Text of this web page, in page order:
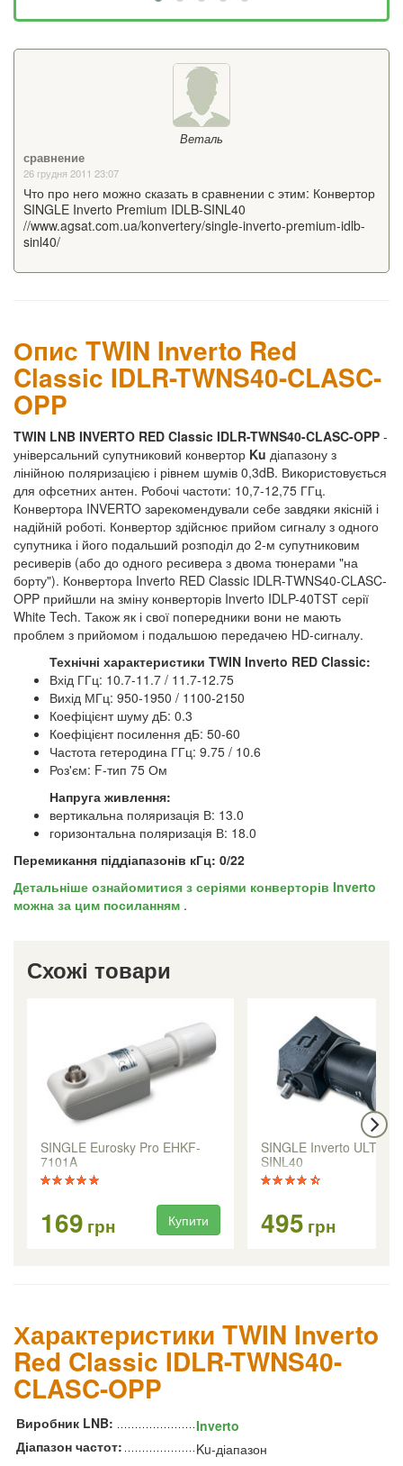
Веталь
сравнение
26 грудня 2011 23:07
Что про него можно сказать в сравнении с этим: Конвертор
SINGLE Inverto Premium IDLB-SINL40
//www.agsat.com.ua/konvertery/single-inverto-premium-idlb-
sinl40/
Опис TWIN Inverto Red
Classic IDLR-TWNS40-CLASC-
OPP
TWIN LNB INVERTO RED Classic IDLR-TWNS40-CLASC-OPP -
універсальний супутниковий конвертор Ku діапазону з
лінійною поляризацією і рівнем шумів 0,3dB. Використовується
для офсетних антен. Робочі частоти: 10,7-12,75 ГГц.
Конвертора INVERTO зарекомендували себе завдяки якісній і
надійній роботі. Конвертор здійснює прийом сигналу з одного
супутника і його подальший розподіл до 2-м супутниковим
ресиверів (або до одного ресивера з двома тюнерами "на
борту"). Конвертора Inverto RED Classic IDLR-TWNS40-CLASC-
OPP прийшли на зміну конверторів Inverto IDLP-40TST серії
White Tech. Також як і свої попередники вони не мають
проблем з прийомом і подальшою передачею HD-сигналу.
Технічні характеристики TWIN Inverto RED Classic:
Вхід ГГц: 10.7-11.7 / 11.7-12.75
Вихід МГц: 950-1950 / 1100-2150
Коефіцієнт шуму дБ: 0.3
Коефіцієнт посилення дБ: 50-60
Частота гетеродина ГГц: 9.75 / 10.6
Роз'єм: F-тип 75 Ом
Напруга живлення:
вертикальна поляризація В: 13.0
горизонтальна поляризація В: 18.0
Перемикання піддіапазонів кГц: 0/22
Детальніше ознайомитися з серіями конверторів Inverto
можна за цим посиланням .
Схожі товари
SINGLE Eurosky Pro EHKF-
7101A
169 грн Купити
SINGLE Inverto ULTRA
SINL40
495 грн
Характеристики TWIN Inverto
Red Classic IDLR-TWNS40-
CLASC-OPP
Виробник LNB:
Inverto
Діапазон частот:
Ku-діапазон